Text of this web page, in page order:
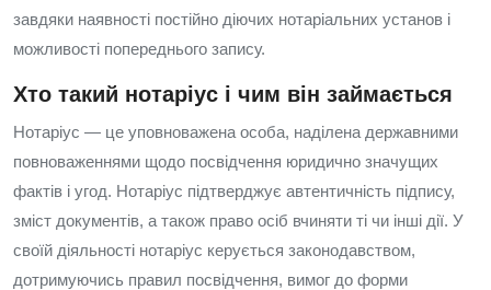
завдяки наявності постійно діючих нотаріальних установ і
можливості попереднього запису.
Хто такий нотаріус і чим він займається
Нотаріус — це уповноважена особа, наділена державними
повноваженнями щодо посвідчення юридично значущих
фактів і угод. Нотаріус підтверджує автентичність підпису,
зміст документів, а також право осіб вчиняти ті чи інші дії. У
своїй діяльності нотаріус керується законодавством,
дотримуючись правил посвідчення, вимог до форми